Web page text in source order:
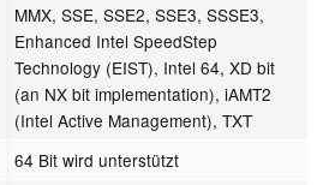
MMX, SSE, SSE2, SSE3, SSSE3,
Enhanced Intel SpeedStep
Technology (EIST), Intel 64, XD bit
(an NX bit implementation), iAMT2
(Intel Active Management), TXT
64 Bit wird unterstützt